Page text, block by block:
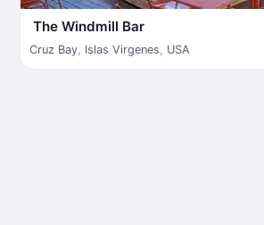
The Windmill Bar
Cruz Bay, Islas Virgenes, USA